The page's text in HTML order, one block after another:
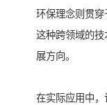
环保理念则贯穿
这种跨领域的
展方向。
在实际应用中